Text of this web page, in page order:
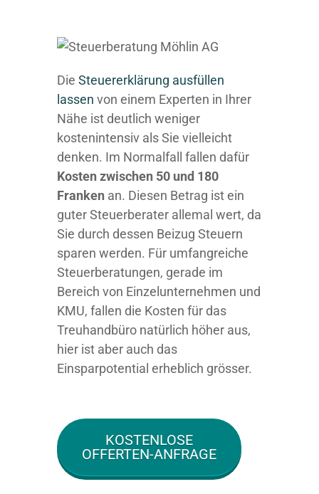
Die Steuererklärung ausfüllen
lassen von einem Experten in Ihrer
Nähe ist deutlich weniger
kostenintensiv als Sie vielleicht
denken. Im Normalfall fallen dafür
Kosten zwischen 50 und 180
Franken an. Diesen Betrag ist ein
guter Steuerberater allemal wert, da
Sie durch dessen Beizug Steuern
sparen werden. Für umfangreiche
Steuerberatungen, gerade im
Bereich von Einzelunternehmen und
KMU, fallen die Kosten für das
Treuhandbüro natürlich höher aus,
hier ist aber auch das
Einsparpotential erheblich grösser.
KOSTENLOSE
OFFERTEN-ANFRAGE